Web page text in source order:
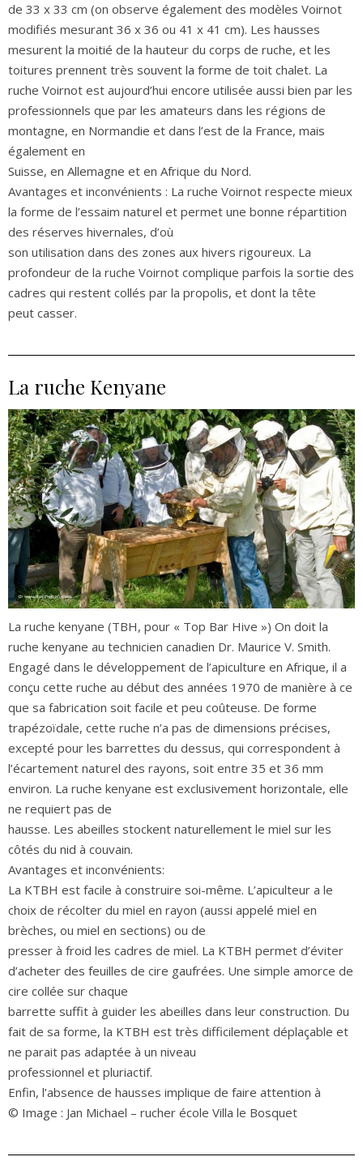
de 33 x 33 cm (on observe également des modèles Voirnot
modifiés mesurant 36 x 36 ou 41 x 41 cm). Les hausses
mesurent la moitié de la hauteur du corps de ruche, et les
toitures prennent très souvent la forme de toit chalet. La
ruche Voirnot est aujourd’hui encore utilisée aussi bien par les
professionnels que par les amateurs dans les régions de
montagne, en Normandie et dans l’est de la France, mais
également en
Suisse, en Allemagne et en Afrique du Nord.
Avantages et inconvénients : La ruche Voirnot respecte mieux
la forme de l’essaim naturel et permet une bonne répartition
des réserves hivernales, d’où
son utilisation dans des zones aux hivers rigoureux. La
profondeur de la ruche Voirnot complique parfois la sortie des
cadres qui restent collés par la propolis, et dont la tête
peut casser.
La ruche Kenyane
La ruche kenyane (TBH, pour « Top Bar Hive ») On doit la
ruche kenyane au technicien canadien Dr. Maurice V. Smith.
Engagé dans le développement de l’apiculture en Afrique, il a
conçu cette ruche au début des années 1970 de manière à ce
que sa fabrication soit facile et peu coûteuse. De forme
trapézoïdale, cette ruche n’a pas de dimensions précises,
excepté pour les barrettes du dessus, qui correspondent à
l’écartement naturel des rayons, soit entre 35 et 36 mm
environ. La ruche kenyane est exclusivement horizontale, elle
ne requiert pas de
hausse. Les abeilles stockent naturellement le miel sur les
côtés du nid à couvain.
Avantages et inconvénients:
La KTBH est facile à construire soi-même. L’apiculteur a le
choix de récolter du miel en rayon (aussi appelé miel en
brèches, ou miel en sections) ou de
presser à froid les cadres de miel. La KTBH permet d’éviter
d’acheter des feuilles de cire gaufrées. Une simple amorce de
cire collée sur chaque
barrette suffit à guider les abeilles dans leur construction. Du
fait de sa forme, la KTBH est très difficilement déplaçable et
ne parait pas adaptée à un niveau
professionnel et pluriactif.
Enfin, l’absence de hausses implique de faire attention à
© Image : Jan Michael – rucher école Villa le Bosquet